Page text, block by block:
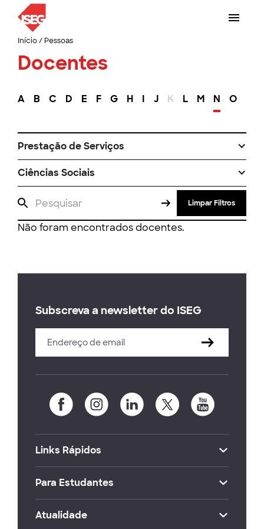
Início/ Pessoas
Docentes
A B C D E F G H I J K L M N O
Prestação de Serviços
Ciências Sociais
Limpar Filtros
Não foram encontrados docentes.
Subscreva a newsletter do ISEG
Links Rápidos
Para Estudantes
Atualidade